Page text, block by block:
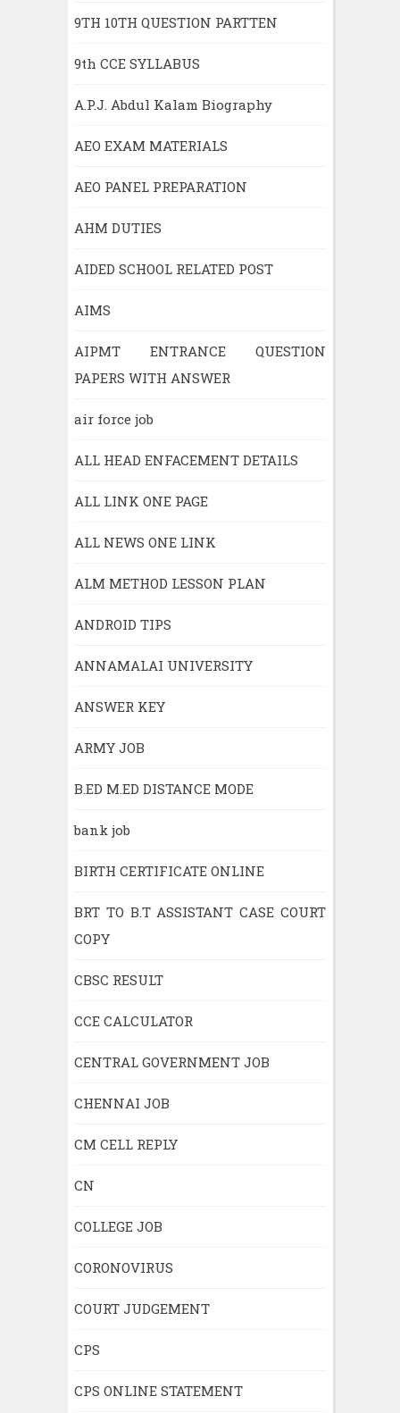
9TH 10TH QUESTION PARTTEN
9th CCE SYLLABUS
A.P.J. Abdul Kalam Biography
AEO EXAM MATERIALS
AEO PANEL PREPARATION
AHM DUTIES
AIDED SCHOOL RELATED POST
AIMS
AIPMT ENTRANCE QUESTION
PAPERS WITH ANSWER
air force job
ALL HEAD ENFACEMENT DETAILS
ALL LINK ONE PAGE
ALL NEWS ONE LINK
ALM METHOD LESSON PLAN
ANDROID TIPS
ANNAMALAI UNIVERSITY
ANSWER KEY
ARMY JOB
B.ED M.ED DISTANCE MODE
bank job
BIRTH CERTIFICATE ONLINE
BRT TO B.T ASSISTANT CASE COURT
COPY
CBSC RESULT
CCE CALCULATOR
CENTRAL GOVERNMENT JOB
CHENNAI JOB
CM CELL REPLY
CN
COLLEGE JOB
CORONOVIRUS
COURT JUDGEMENT
CPS
CPS ONLINE STATEMENT